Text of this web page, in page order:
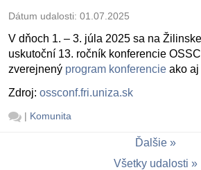
Dátum udalosti: 01.07.2025
V dňoch 1. – 3. júla 2025 sa na
uskutoční 13. ročník konferencie
zverejnený program konferencie ako aj
Zdroj: ossconf.fri.uniza.sk
| Komunita
Ďalšie
Všetky udalosti